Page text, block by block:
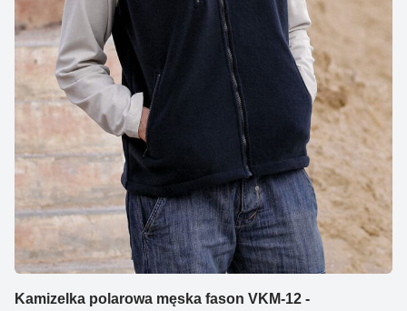
Kamizelka polarowa męska fason VKM-12 -